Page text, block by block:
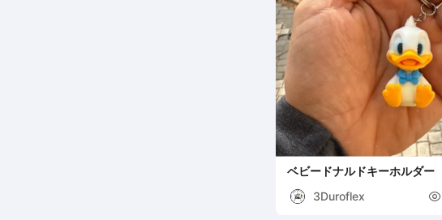
ベビードナルドキーホルダー
3Duroflex
